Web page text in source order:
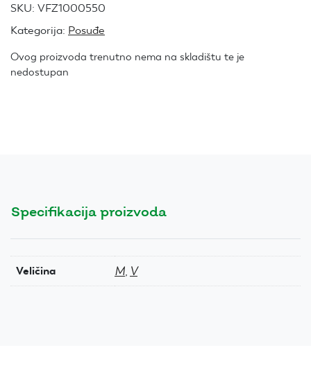
SKU: VFZ1000550
Kategorija: Posuđe
Ovog proizvoda trenutno nema na skladištu te je
nedostupan
Specifikacija proizvoda
Veličina M, V